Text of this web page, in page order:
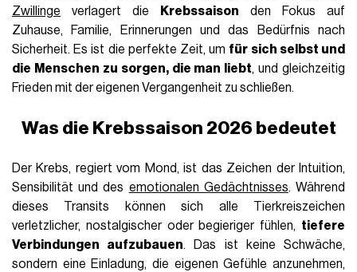
Zwillinge verlagert die Krebssaison den Fokus auf
Zuhause, Familie, Erinnerungen und das Bedürfnis nach
Sicherheit. Es ist die perfekte Zeit, um für sich selbst und
die Menschen zu sorgen, die man liebt, und gleichzeitig
Frieden mit der eigenen Vergangenheit zu schließen.
Was die Krebssaison 2026 bedeutet
Der Krebs, regiert vom Mond, ist das Zeichen der Intuition,
Sensibilität und des emotionalen Gedächtnisses. Während
dieses Transits können sich alle Tierkreiszeichen
verletzlicher, nostalgischer oder begieriger fühlen, tiefere
Verbindungen aufzubauen. Das ist keine Schwäche,
sondern eine Einladung, die eigenen Gefühle anzunehmen,